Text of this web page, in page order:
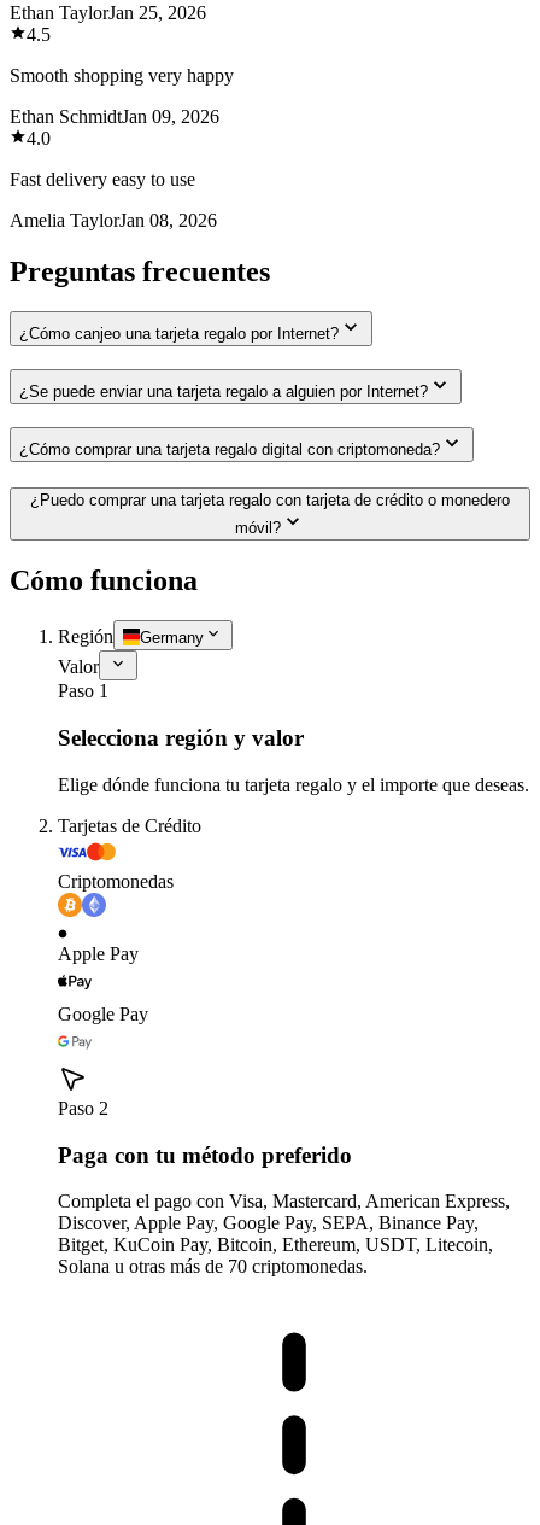
Ethan TaylorJan 25, 2026
4.5
Smooth shopping very happy
Ethan SchmidtJan 09, 2026
4.0
Fast delivery easy to use
Amelia TaylorJan 08, 2026
Preguntas frecuentes
¿Cómo canjeo una tarjeta regalo por Internet?
¿Se puede enviar una tarjeta regalo a alguien por Internet?
¿Cómo comprar una tarjeta regalo digital con criptomoneda?
¿Puedo comprar una tarjeta regalo con tarjeta de crédito o monedero
móvil?
Cómo funciona
Región Germany
Valor
Paso 1
Selecciona región y valor
Elige dónde funciona tu tarjeta regalo y el importe que deseas.
Tarjetas de Crédito
Criptomonedas
Apple Pay
Google Pay
Paso 2
Paga con tu método preferido
Completa el pago con Visa, Mastercard, American Express,
Discover, Apple Pay, Google Pay, SEPA, Binance Pay,
Bitget, KuCoin Pay, Bitcoin, Ethereum, USDT, Litecoin,
Solana u otras más de 70 criptomonedas.